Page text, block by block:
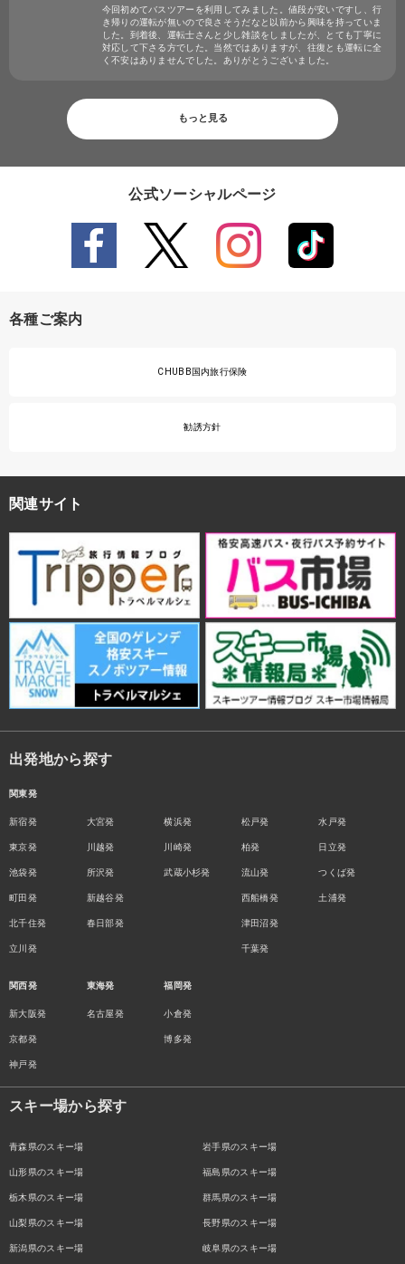
今回初めてバスツアーを利用してみました。値段が安いですし、行
き帰りの運転が無いので良さそうだなと以前から興味を持っていま
した。到着後、運転士さんと少し雑談をしましたが、とても丁寧に
対応して下さる方でした。当然ではありますが、往復とも運転に全
く不安はありませんでした。ありがとうございました。
もっと見る
公式ソーシャルページ
各種ご案内
CHUBB国内旅行保険
勧誘方針
関連サイト
出発地から探す
関東発
新宿発
東京発
池袋発
町田発
北千住発
立川発
大宮発
川越発
所沢発
新越谷発
春日部発
横浜発
川崎発
武蔵小杉発
松戸発
柏発
流山発
西船橋発
津田沼発
千葉発
水戸発
日立発
つくば発
土浦発
関西発
新大阪発
京都発
神戸発
東海発
名古屋発
福岡発
小倉発
博多発
スキー場から探す
青森県のスキー場 岩手県のスキー場
山形県のスキー場 福島県のスキー場
栃木県のスキー場 群馬県のスキー場
山梨県のスキー場 長野県のスキー場
新潟県のスキー場 岐阜県のスキー場